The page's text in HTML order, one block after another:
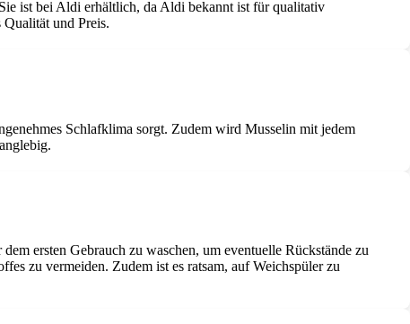
ist bei Aldi erhältlich, da Aldi bekannt ist für qualitativ
und Preis.
Schlafklima sorgt. Zudem wird Musselin mit jedem
ersten Gebrauch zu waschen, um eventuelle Rückstände zu
zu vermeiden. Zudem ist es ratsam, auf Weichspüler zu